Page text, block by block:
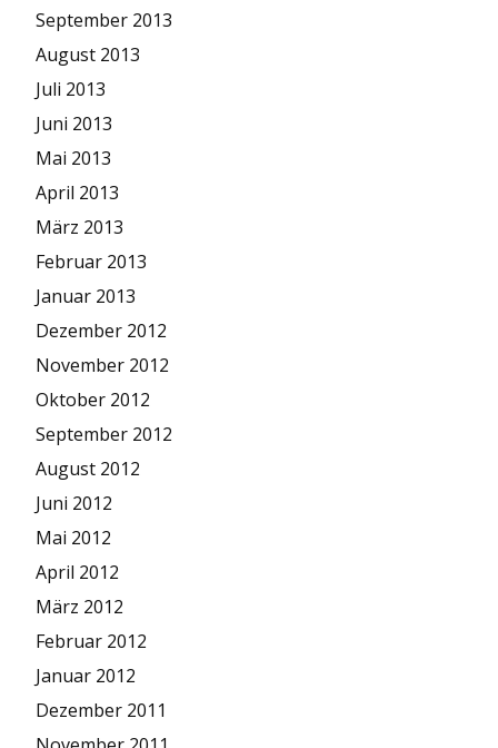
September 2013
August 2013
Juli 2013
Juni 2013
Mai 2013
April 2013
März 2013
Februar 2013
Januar 2013
Dezember 2012
November 2012
Oktober 2012
September 2012
August 2012
Juni 2012
Mai 2012
April 2012
März 2012
Februar 2012
Januar 2012
Dezember 2011